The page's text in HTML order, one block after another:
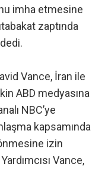
imha etmesine
zaptında
Vance, İran ile
ABD medyasına
NBC’ye
kapsamında
izin
Vance,